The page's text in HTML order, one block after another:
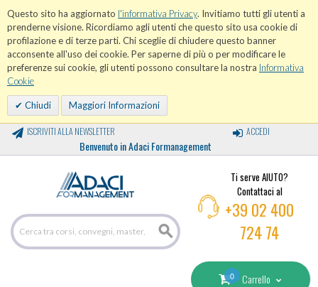
Questo sito ha aggiornato l'informativa Privacy. Invitiamo tutti gli utenti a
prenderne visione. Ricordiamo agli utenti che questo sito usa cookie di
profilazione e di terze parti. Chi sceglie di chiudere questo banner
acconsente all'uso dei cookie. Per saperne di più o per modificare le
preferenze sui cookie, gli utenti possono consultare la nostra Informativa
Cookie
Chiudi Maggiori Informazioni
ISCRIVITI ALLA NEWSLETTER
Benvenuto in Adaci Formanagement
ACCEDI
Ti serve AIUTO?
Contattaci al
+39 02 400
724 74
0 Carrello